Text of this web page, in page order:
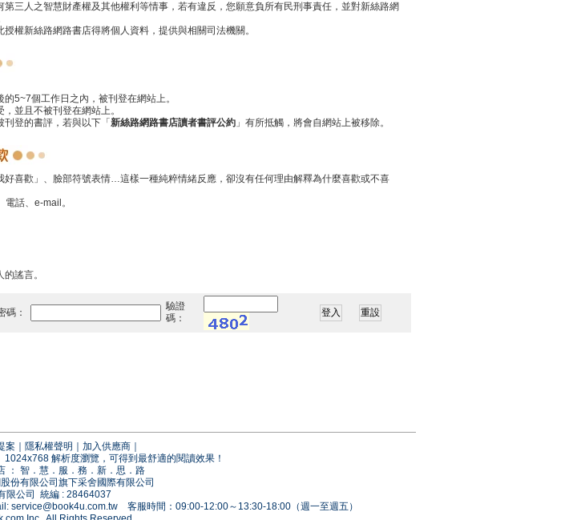
三人之智慧財產權及其他權利等情事，若有違反，您願意負所有民刑事責任，並對新絲路網
權新絲路網路書店得將個人資料，提供與相關司法機關。
5~7個工作日之內，被刊登在網站上。
並且不被刊登在網站上。
登的書評，若與以下「 新絲路網路書店讀者書評公約 」有所抵觸，將會自網站上被移除。
好喜歡」、臉部符號表情…這樣一種純粹情緒反應，卻沒有任何理由解釋為什麼喜歡或不喜
話、e-mail。
謠言。
碼：
驗證
碼：
案 隱私權聲明 加入供應商
解析度瀏覽，可得到最舒適的閱讀效果！
： 智．慧．服．務．新．思．路
份有限公司旗下采舍國際有限公司
限公司 統編 : 28464037
service@book4u.com.tw客服時間：09:00-12:00～13:30-18:00（週一至週五）